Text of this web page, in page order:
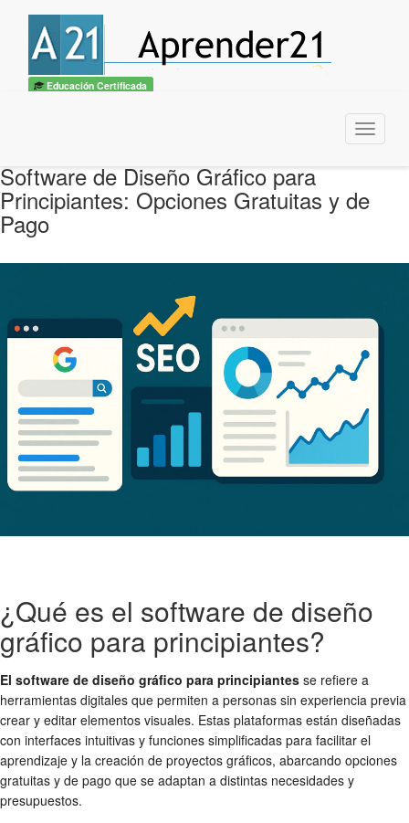
Educación Certificada
Menu
Software de Diseño Gráfico para
Principiantes: Opciones Gratuitas y de
Pago
¿Qué es el software de diseño
gráfico para principiantes?
El software de diseño gráfico para principiantes se refiere a
herramientas digitales que permiten a personas sin experiencia previa
crear y editar elementos visuales. Estas plataformas están diseñadas
con interfaces intuitivas y funciones simplificadas para facilitar el
aprendizaje y la creación de proyectos gráficos, abarcando opciones
gratuitas y de pago que se adaptan a distintas necesidades y
presupuestos.